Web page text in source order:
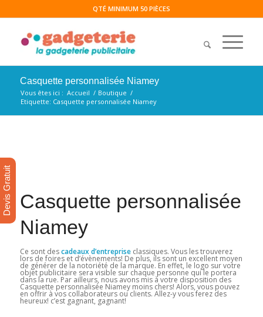
QTÉ MINIMUM 50 PIÈCES
Casquette personnalisée Niamey
Vous êtes ici : Accueil / Boutique /
Etiquette: Casquette personnalisée Niamey
Casquette personnalisée
Niamey
Ce sont descadeaux d’entrepriseclassiques. Vous les trouverez
lors de foires et d’évènements! De plus, ils sont un excellent moyen
de générer de la notoriété de la marque. En effet, le logo sur votre
objet publicitaire sera visible sur chaque personne qui le portera
dans la rue. Par ailleurs, nous avons mis à votre disposition des
Casquette personnalisée Niamey moins chers! Alors, vous pouvez
en offrir à vos collaborateurs ou clients. Allez-y vous ferez des
heureux! c’est gagnant, gagnant!
Devis Gratuit